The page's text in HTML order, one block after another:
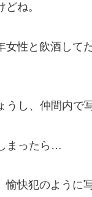
ね。
性と飲酒して
し、仲間内で
まったら…
快犯のように